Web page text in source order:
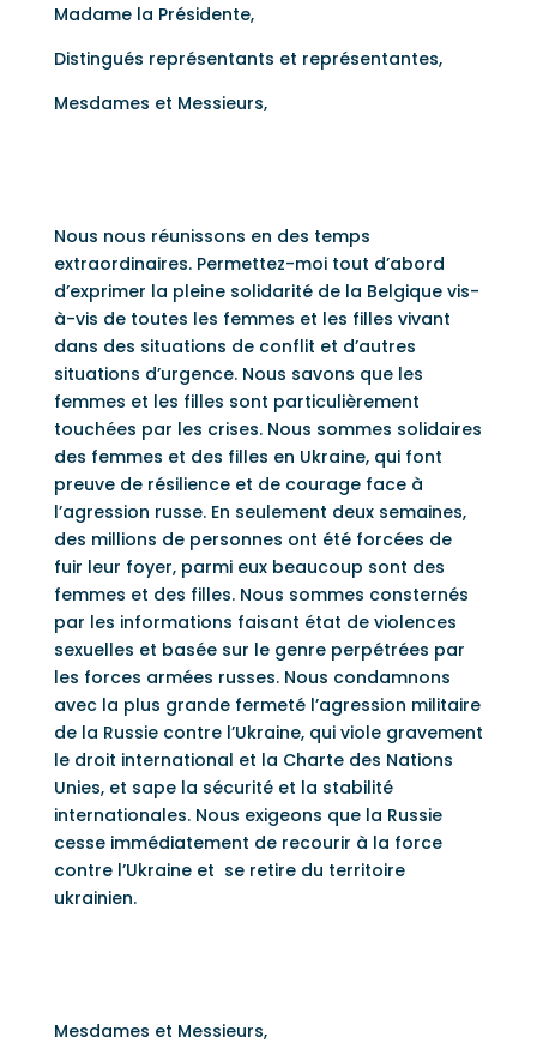
Madame la Présidente,
Distingués représentants et représentantes,
Mesdames et Messieurs,
Nous nous réunissons en des temps
extraordinaires. Permettez-moi tout d’abord
d’exprimer la pleine solidarité de la Belgique vis-
à-vis de toutes les femmes et les filles vivant
dans des situations de conflit et d’autres
situations d’urgence. Nous savons que les
femmes et les filles sont particulièrement
touchées par les crises. Nous sommes solidaires
des femmes et des filles en Ukraine, qui font
preuve de résilience et de courage face à
l’agression russe. En seulement deux semaines,
des millions de personnes ont été forcées de
fuir leur foyer, parmi eux beaucoup sont des
femmes et des filles. Nous sommes consternés
par les informations faisant état de violences
sexuelles et basée sur le genre perpétrées par
les forces armées russes. Nous condamnons
avec la plus grande fermeté l’agression militaire
de la Russie contre l’Ukraine, qui viole gravement
le droit international et la Charte des Nations
Unies, et sape la sécurité et la stabilité
internationales. Nous exigeons que la Russie
cesse immédiatement de recourir à la force
contre l’Ukraine et se retire du territoire
ukrainien.
Mesdames et Messieurs,